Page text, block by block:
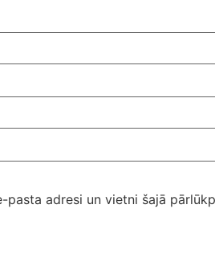
pasta adresi un vietni šajā